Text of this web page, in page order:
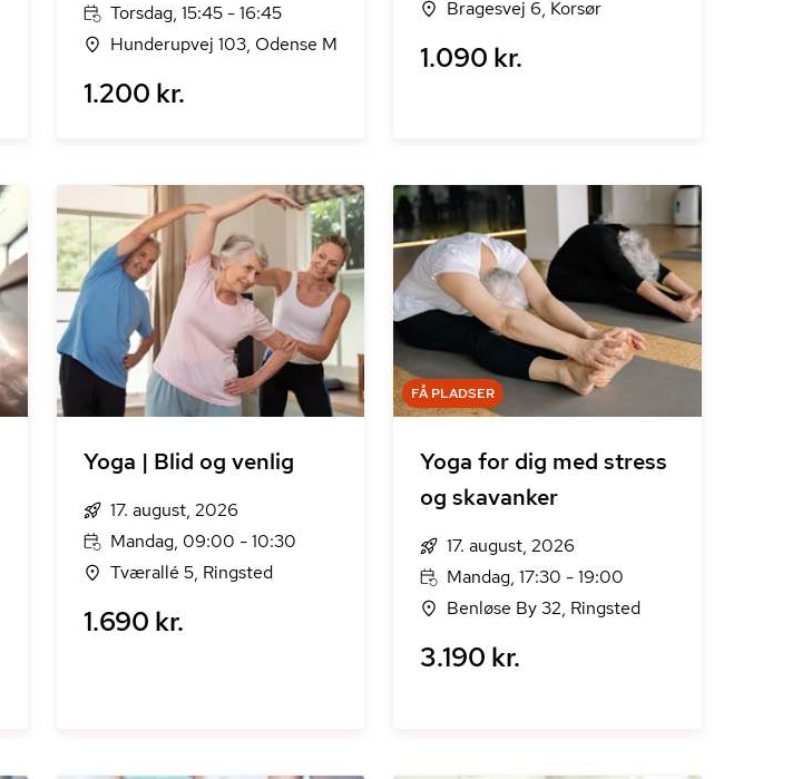
Torsdag, 15:45 - 16:45
Hunderupvej 103, Odense M
1.200 kr.
Bragesvej 6, Korsør
1.090 kr.
Yoga | Blid og venlig
17. august, 2026
Mandag, 09:00 - 10:30
Tværallé 5, Ringsted
1.690 kr.
FÅ PLADSER
Yoga for dig med stress
og skavanker
17. august, 2026
Mandag, 17:30 - 19:00
Benløse By 32, Ringsted
3.190 kr.